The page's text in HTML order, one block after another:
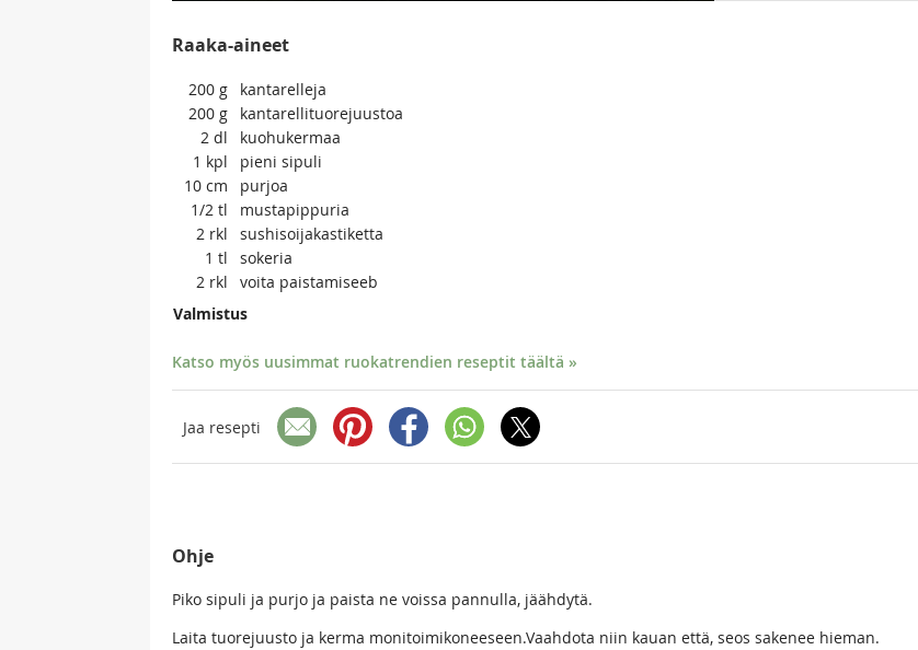
Raaka-aineet
200 g
kantarelleja
200 g
kantarellituorejuustoa
2 dl
kuohukermaa
1 kpl
pieni sipuli
10 cm
purjoa
1/2 tl
mustapippuria
2 rkl
sushisoijakastiketta
1 tl
sokeria
2 rkl
voita paistamiseeb
Valmistus
Katso myös uusimmat ruokatrendien reseptit täältä »
Jaa resepti
Ohje
Piko sipuli ja purjo ja paista ne voissa pannulla, jäähdytä.
Laita tuorejuusto ja kerma monitoimikoneeseen.Vaahdota niin kauan että, seos sakenee hieman.